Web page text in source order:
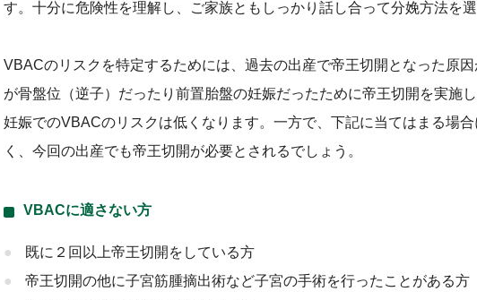
す。十分に危険性を理解し、ご家族ともしっかり話し合って分娩方法を
VBACのリスクを特定するためには、過去の出産で帝王切開となった原
が骨盤位（逆子）だったり前置胎盤の妊娠だったために帝王切開を実施
妊娠でのVBACのリスクは低くなります。一方で、下記に当てはまる場
く、今回の出産でも帝王切開が必要とされるでしょう。
VBACに適さない方
既に２回以上帝王切開をしている方
帝王切開の他に子宮筋腫摘出術など子宮の手術を行ったことがある方